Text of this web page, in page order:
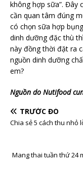
không hợp sữa”. Đây
cần quan tâm đúng
có chọn sữa hợp
dinh dưỡng đặc thù
này đồng thời đặt ra
nguồn dinh dưỡng
em?
Nguồn do Nutifood
TRƯỚC ĐÓ
Chia sẻ 5 cách thu nhỏ
Mang thai tuần thứ 24